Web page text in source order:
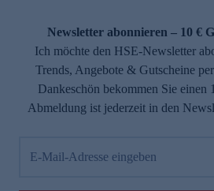
Newsletter abonnieren – 10 €
Ich möchte den HSE-Newsletter
Trends, Angebote & Gutscheine
Dankeschön bekommen Sie einen
Abmeldung ist jederzeit in den
E-Mail-Adresse eingeben